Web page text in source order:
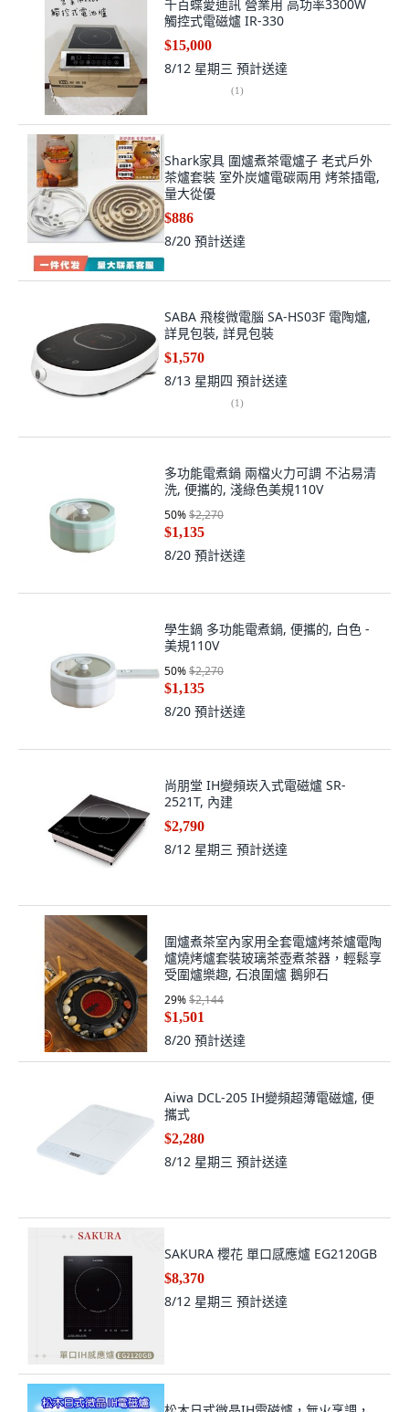
千百蝶愛迪訊 營業用 高功率3300W
觸控式電磁爐 IR-330
$15,000
8/12 星期三 預計送達
(1)
Shark家具 圍爐煮茶電爐子 老式戶外
茶爐套裝 室外炭爐電碳兩用 烤茶插電,
量大從優
$886
8/20 預計送達
SABA 飛梭微電腦 SA-HS03F 電陶爐,
詳見包裝, 詳見包裝
$1,570
8/13 星期四 預計送達
(1)
多功能電煮鍋 兩檔火力可調 不沾易清
洗, 便攜的, 淺綠色美規110V
50%$2,270
$1,135
8/20 預計送達
學生鍋 多功能電煮鍋, 便攜的, 白色 -
美規110V
50%$2,270
$1,135
8/20 預計送達
尚朋堂 IH變頻崁入式電磁爐 SR-
2521T, 內建
$2,790
8/12 星期三 預計送達
圍爐煮茶室內家用全套電爐烤茶爐電陶
爐燒烤爐套裝玻璃茶壺煮茶器，輕鬆享
受圍爐樂趣, 石浪圍爐 鵝卵石
29%$2,144
$1,501
8/20 預計送達
Aiwa DCL-205 IH變頻超薄電磁爐, 便
攜式
$2,280
8/12 星期三 預計送達
SAKURA 櫻花 單口感應爐 EG2120GB
$8,370
8/12 星期三 預計送達